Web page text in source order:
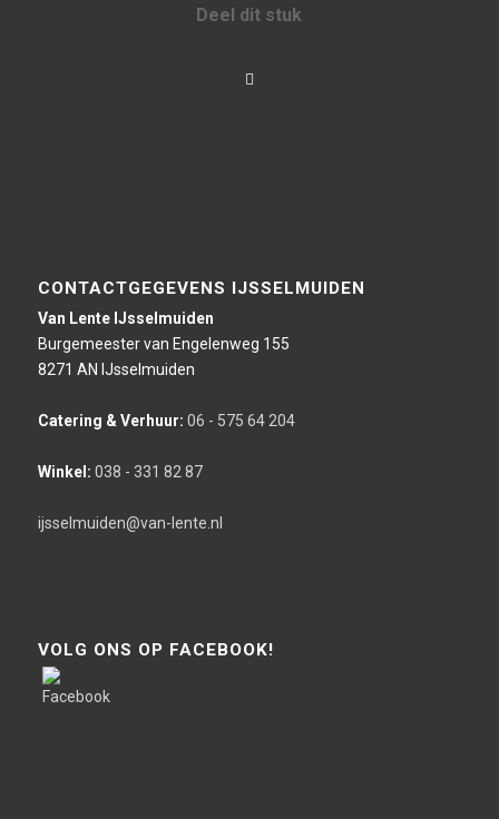
Deel dit stuk
CONTACTGEGEVENS IJSSELMUIDEN
Van Lente IJsselmuiden
Burgemeester van Engelenweg 155
8271 AN IJsselmuiden
Catering & Verhuur: 06 - 575 64 204
Winkel: 038 - 331 82 87
ijsselmuiden@van-lente.nl
VOLG ONS OP FACEBOOK!